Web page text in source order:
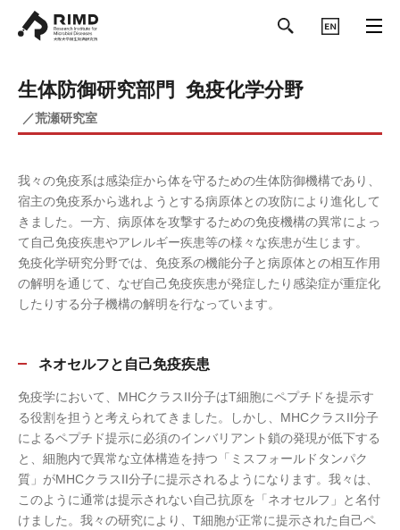
生体防御研究部門 免疫化学分野
／荒瀬研究室
我々の免疫系は感染症から体を守るための生体防御機構であり、
宿主の免疫系から逃れようとする病原体との攻防により進化して
きました。一方、病原体を攻撃するための免疫機構の異常によっ
て自己免疫疾患やアレルギー疾患等の様々な疾患が生じます。
免疫化学研究分野では、免疫系の機能分子と病原体との相互作用
の解明を通じて、なぜ自己免疫疾患が発症したり感染症が重症化
したりする分子機構の解明を行なっています。
ネオセルフと自己免疫疾患
免疫学において、MHCクラスII分子はT細胞にペプチドを提示す
る役割を担うと考えられてきました。しかし、MHCクラスII分子
によるペプチド提示に必須のインバリアント鎖の発現が低下する
と、細胞内で異常な立体構造を持つ「ミスフォールドタンパク
質」がMHCクラスII分子に提示されるようになります。我々は、
このように通常は提示されない自己抗原を「ネオセルフ」と名付
けました。我々の研究により、T細胞が正常に提示された自己ペ